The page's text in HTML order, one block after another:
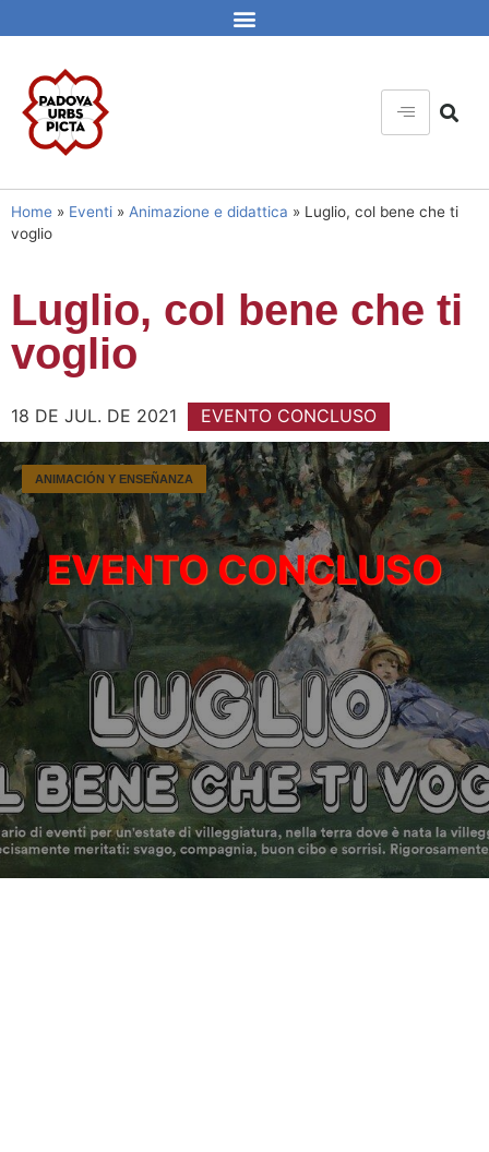
Home » Eventi » Animazione e didattica » Luglio, col bene che ti
voglio
Luglio, col bene che ti
voglio
18 DE JUL. DE 2021 EVENTO CONCLUSO
ANIMACIÓN Y ENSEÑANZA